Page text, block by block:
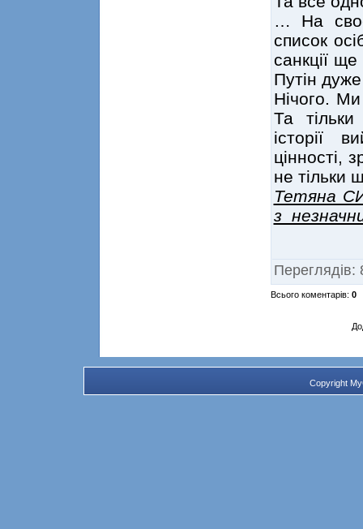
… На
список
санкції
Путін
Нічого.
Та
історії
цінності,
не тільки
Тетяна
з
Переглядів:
Всього коментарів: 0
Copyright